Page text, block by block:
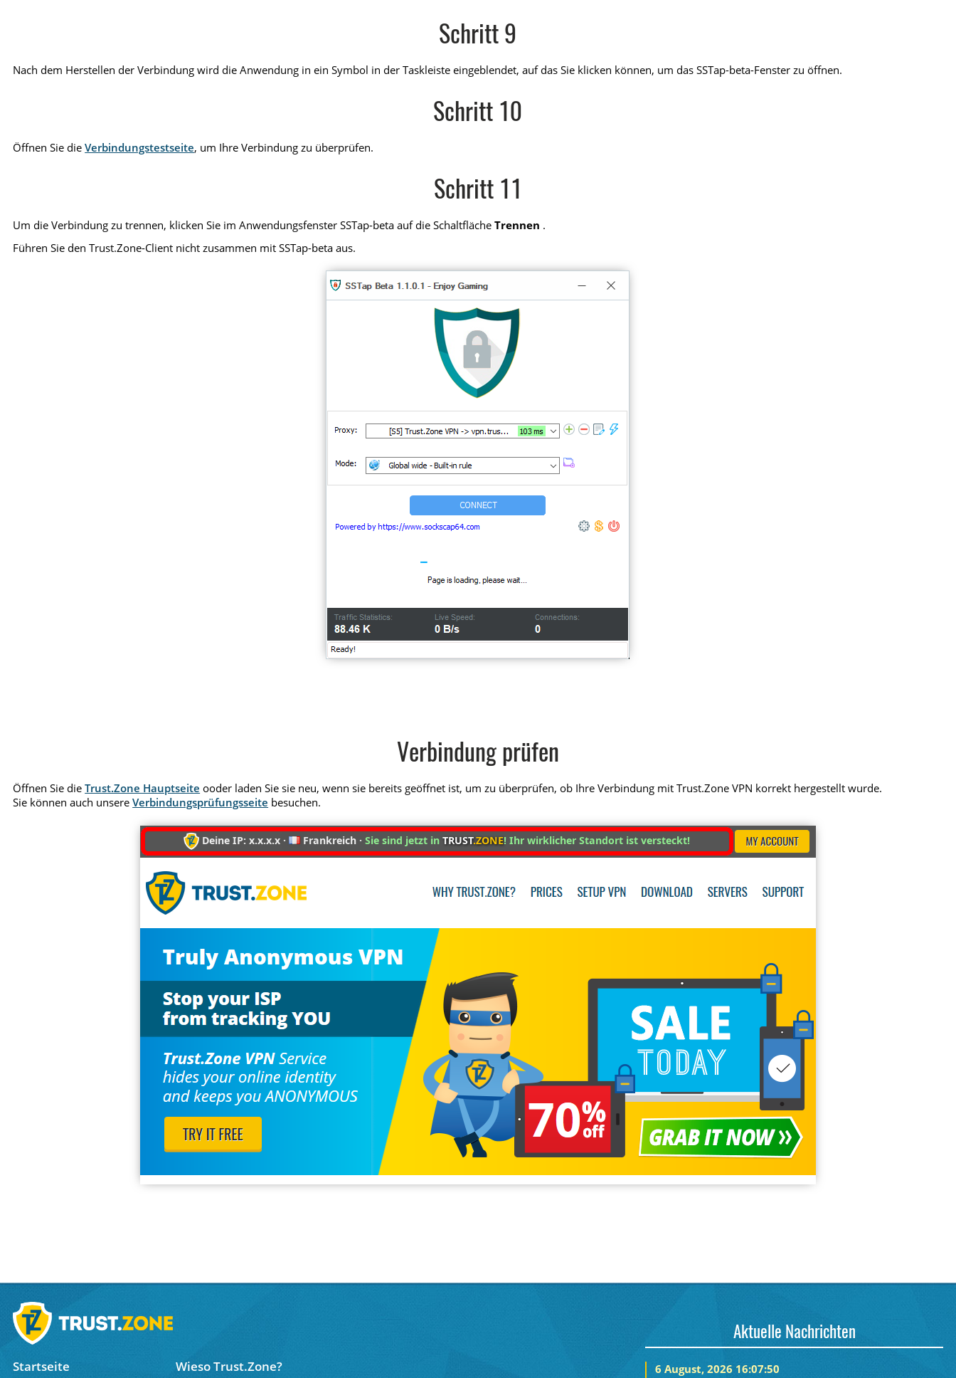
Schritt 9
Nach dem Herstellen der Verbindung wird die Anwendung in ein Symbol in der Taskleiste eingeblendet, auf das Sie klicken können, um das SSTap-beta-Fenster zu öffnen.
Schritt 10
Öffnen Sie dieVerbindungstestseite, um Ihre Verbindung zu überprüfen.
Schritt 11
Um die Verbindung zu trennen, klicken Sie im Anwendungsfenster SSTap-beta auf die SchaltflächeTrennen .
Führen Sie den Trust.Zone-Client nicht zusammen mit SSTap-beta aus.
Verbindung prüfen
Öffnen Sie dieTrust.Zone Hauptseite ooder laden Sie sie neu, wenn sie bereits geöffnet ist, um zu überprüfen, ob Ihre Verbindung mit Trust.Zone VPN korrekt hergestellt wurde.
Sie können auch unsereVerbindungsprüfungsseite besuchen.
Deine IP: x.x.x.x · Frankreich ·Sie sind jetzt inTRUST.ZONE! Ihr wirklicher Standort ist versteckt!
Startseite Wieso Trust.Zone?
Aktuelle Nachrichten
6 August, 2026 16:07:50